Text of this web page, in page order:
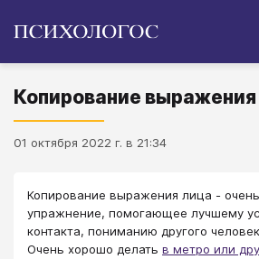
Копирование
01 октября 2022 г. в 21:34
Копирование выражения лица -
упражнение, помогающее лучшему
контакта, пониманию другого
Очень хорошо делать в метро или